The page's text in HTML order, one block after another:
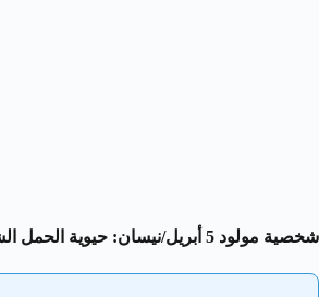
شخصية مولود 5 أبريل/نيسان: حيوية الحمل الشمسية وروح الرقم 5 المحبة للحرية والمغامرة